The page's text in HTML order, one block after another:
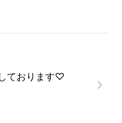
ております♡